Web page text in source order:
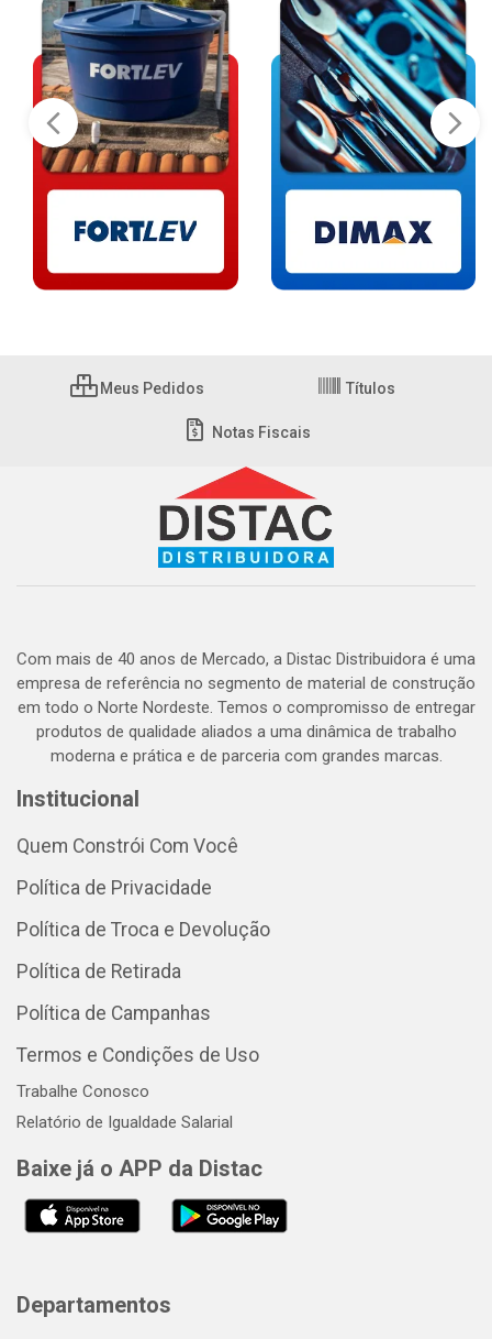
Meus Pedidos Títulos
Notas Fiscais
Com mais de 40 anos de Mercado, a Distac Distribuidora é uma
empresa de referência no segmento de material de construção
em todo o Norte Nordeste. Temos o compromisso de entregar
produtos de qualidade aliados a uma dinâmica de trabalho
moderna e prática e de parceria com grandes marcas.
Institucional
Quem Constrói Com Você
Política de Privacidade
Política de Troca e Devolução
Política de Retirada
Política de Campanhas
Termos e Condições de Uso
Trabalhe Conosco
Relatório de Igualdade Salarial
Baixe já o APP da Distac
Departamentos